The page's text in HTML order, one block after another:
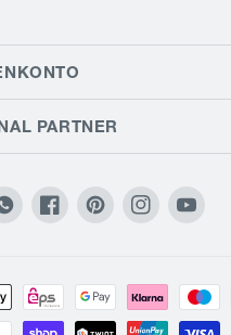
PARTNER
FacebookPinterestInstagramYouTube